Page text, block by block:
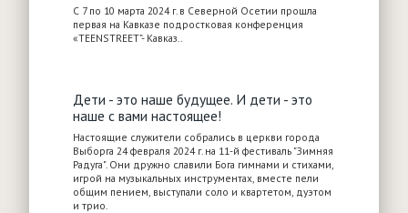
С 7 по 10 марта 2024 г. в Северной Осетии прошла
первая на Кавказе подростковая конференция
«TEENSTREET”- Кавказ..
Дети - это наше будущее. И дети - это
наше с вами настоящее!
Настоящие служители собрались в церкви города
Выборга 24 февраля 2024 г. на 11-й фестиваль "Зимняя
Радуга". Они дружно славили Бога гимнами и стихами,
игрой на музыкальных инструментах, вместе пели
общим пением, выступали соло и квартетом, дуэтом
и трио.